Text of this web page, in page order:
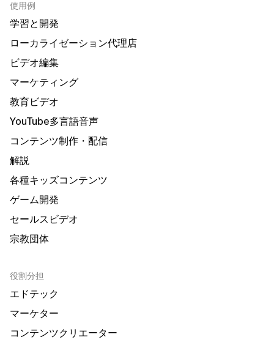
使用例
学習と開発
ローカライゼーション代理店
ビデオ編集
マーケティング
教育ビデオ
YouTube多言語音声
コンテンツ制作・配信
解説
各種キッズコンテンツ
ゲーム開発
セールスビデオ
宗教団体
役割分担
エドテック
マーケター
コンテンツクリエーター